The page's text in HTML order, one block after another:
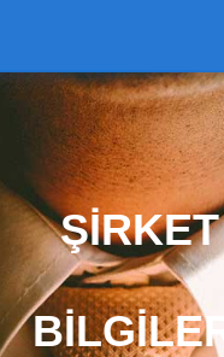
ŞİRKET
BİLGİLERİ